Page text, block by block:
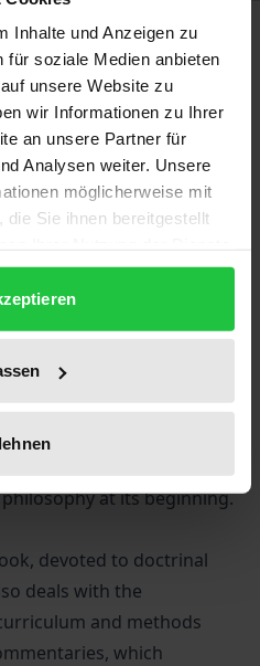
Inhalte und Anzeigen zu
für soziale Medien anbieten
unsere Website zu
wir Informationen zu Ihrer
an unsere Partner für
Analysen weiter. Unsere
möglicherweise mit
Sie ihnen bereitgestellt
of modern research
and to three of his five
Handbook, On
Categories. Its
light the historical role
his life teaching in
the Byzantine and
between the Greco-
at its beginning.
devoted to doctrinal
deals with the
and methods
which